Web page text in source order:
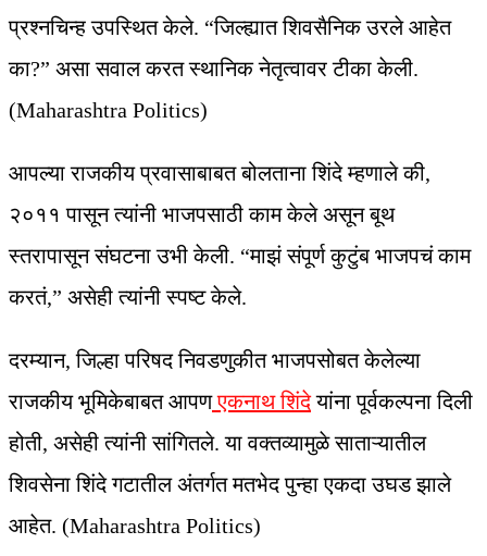
प्रश्नचिन्ह उपस्थित केले. “जिल्ह्यात शिवसैनिक उरले आहेत
का?” असा सवाल करत स्थानिक नेतृत्वावर टीका केली.
(Maharashtra Politics)
आपल्या राजकीय प्रवासाबाबत बोलताना शिंदे म्हणाले की,
२०११ पासून त्यांनी भाजपसाठी काम केले असून बूथ
स्तरापासून संघटना उभी केली. “माझं संपूर्ण कुटुंब भाजपचं काम
करतं,” असेही त्यांनी स्पष्ट केले.
दरम्यान, जिल्हा परिषद निवडणुकीत भाजपसोबत केलेल्या
राजकीय भूमिकेबाबत आपणएकनाथ शिंदेयांना पूर्वकल्पना दिली
होती, असेही त्यांनी सांगितले. या वक्तव्यामुळे साताऱ्यातील
शिवसेना शिंदे गटातील अंतर्गत मतभेद पुन्हा एकदा उघड झाले
आहेत. (Maharashtra Politics)